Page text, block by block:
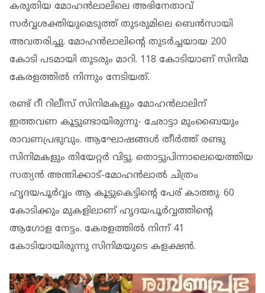
കരുതിയ മോഹൻലാലിലെ അഭിനേതാവ്
സർവ്വശക്തിയുമെടുത്ത് തുടരുമിലെ ബെൻസായി
അവതരിച്ചു. മോഹൻലാലിന്റെ തുടർച്ചയായ 200
കോടി പടമായി തുടരും മാറി. 118 കോടിയാണ് സിനിമ
കേരളത്തിൽ നിന്നും നേടിയത്.
രണ്ട് റീ റിലീസ് സിനിമകളും മോഹൻലാലിന്
ഇത്തവണ കൂട്ടുണ്ടായിരുന്നു- ഛോട്ടാ മുംബൈയും
രാവണപ്രഭുവും. ആഘോഷങ്ങൾ തീർത്ത് രണ്ടു
സിനിമകളും തിയേറ്റർ വിട്ടു. തൊട്ടുപിന്നാലെയെത്തിയ
സത്യൻ അന്തിക്കാട്-മോഹൻലാൽ ചിത്രം
ഹൃദയപൂർവ്വം ആ കൂട്ടുകെട്ടിന്റെ പേര് കാത്തു. 60
കോടിക്കും മുകളിലാണ് ഹൃദയപൂർവ്വത്തിന്റെ
ആഗോള നേട്ടം. കേരളത്തിൽ നിന്ന് 41
കോടിയായിരുന്നു സിനിമയുടെ കളക്ഷന്‍.